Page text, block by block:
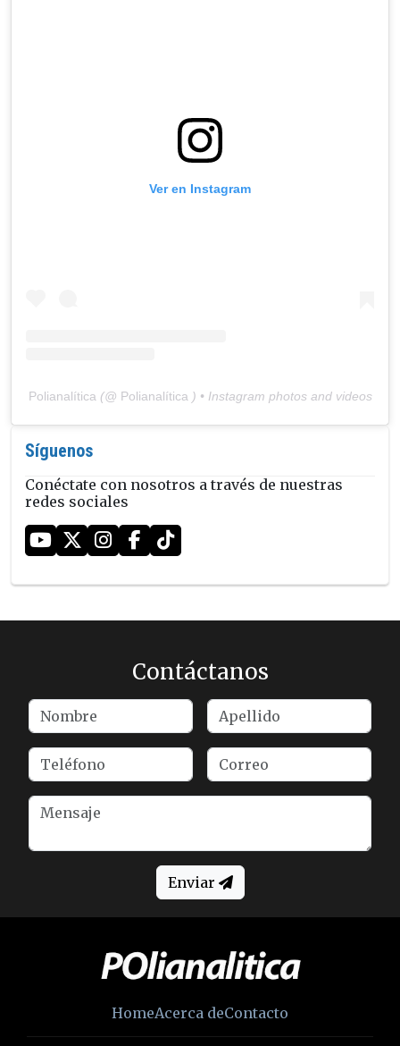
Ver en Instagram
Polianalítica (@ Polianalítica ) • Instagram photos and videos
Síguenos
Conéctate con nosotros a través de nuestras
redes sociales
Contáctanos
Enviar
HomeAcerca deContacto